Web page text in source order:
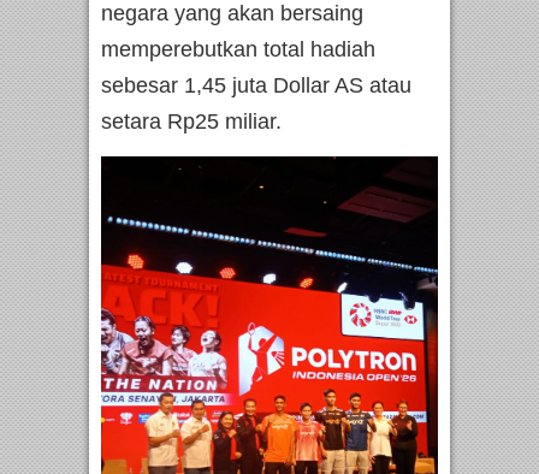
negara yang akan bersaing
memperebutkan total hadiah
sebesar 1,45 juta Dollar AS atau
setara Rp25 miliar.